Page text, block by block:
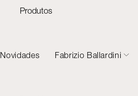
Produtos
Novidades Fabrizio Ballardini